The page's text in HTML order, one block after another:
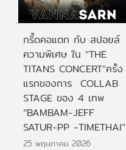
กรี๊ดคอแตก กับ สปอยล์
ความพิเศษ ใน “THE
TITANS CONCERT”ครั้ง
แรกของการ COLLAB
STAGE ของ 4 เทพ
“BAMBAM-JEFF
SATUR-PP -TIMETHAI”
25 พฤษภาคม 2026